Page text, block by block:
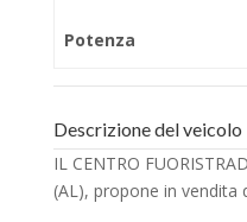
Potenza
Descrizione del veicolo
IL CENTRO
(AL), propone in vendita